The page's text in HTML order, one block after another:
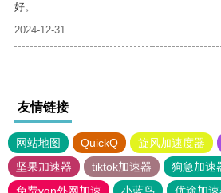
好。
2024-12-31
友情链接
网站地图 QuickQ 旋风加速度器
坚果加速器
tiktok加速器
狗急加速